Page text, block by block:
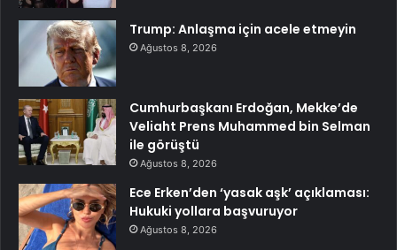
Trump: Anlaşma için acele etmeyin
Ağustos 8, 2026
Cumhurbaşkanı Erdoğan, Mekke’de
Veliaht Prens Muhammed bin Selman
ile görüştü
Ağustos 8, 2026
Ece Erken’den ‘yasak aşk’ açıklaması:
Hukuki yollara başvuruyor
Ağustos 8, 2026